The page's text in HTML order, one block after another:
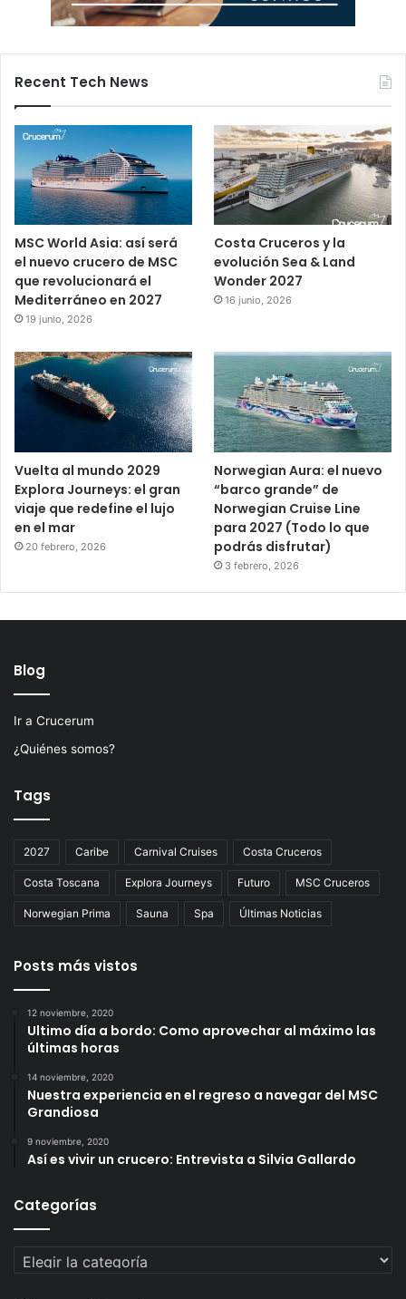
Recent Tech News
MSC World Asia: así será
el nuevo crucero de MSC
que revolucionará el
Mediterráneo en 2027
19 junio, 2026
Costa Cruceros y la
evolución Sea & Land
Wonder 2027
16 junio, 2026
Vuelta al mundo 2029
Explora Journeys: el gran
viaje que redefine el lujo
en el mar
20 febrero, 2026
Norwegian Aura: el nuevo
“barco grande” de
Norwegian Cruise Line
para 2027 (Todo lo que
podrás disfrutar)
3 febrero, 2026
Blog
Ir a Crucerum
¿Quiénes somos?
Tags
2027 Caribe Carnival Cruises Costa Cruceros
Costa Toscana Explora Journeys Futuro MSC Cruceros
Norwegian Prima Sauna Spa Últimas Noticias
Posts más vistos
12 noviembre, 2020
Ultimo día a bordo: Como aprovechar al máximo las
últimas horas
14 noviembre, 2020
Nuestra experiencia en el regreso a navegar del MSC
Grandiosa
9 noviembre, 2020
Así es vivir un crucero: Entrevista a Silvia Gallardo
Categorías
Categorías